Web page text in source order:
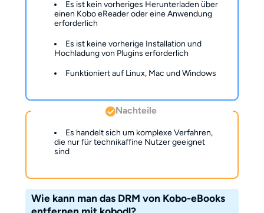
Es ist kein vorheriges Herunterladen über
einen Kobo eReader oder eine Anwendung
erforderlich
Es ist keine vorherige Installation und
Hochladung von Plugins erforderlich
Funktioniert auf Linux, Mac und Windows
Nachteile
Es handelt sich um komplexe Verfahren,
die nur für technikaffine Nutzer geeignet
sind
Wie kann man das DRM von Kobo-eBooks